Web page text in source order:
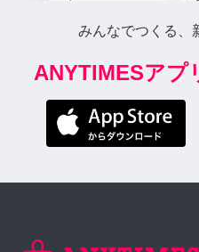
みんなでつくる、
ANYTIMESアプ